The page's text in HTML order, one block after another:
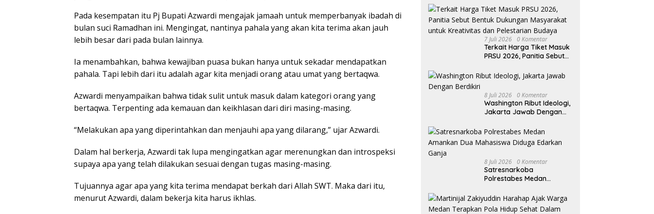
Pada kesempatan itu Pj Bupati Azwardi mengajak jamaah untuk memperbanyak ibadah di
bulan suci Ramadhan ini. Mengingat, nantinya pahala yang akan kita terima akan jauh
lebih besar dari pada bulan lainnya.
Ia menambahkan, bahwa kewajiban puasa bukan hanya untuk sekadar mendapatkan
pahala. Tapi lebih dari itu adalah agar kita menjadi orang atau umat yang bertaqwa.
Azwardi menyampaikan bahwa tidak sulit untuk masuk dalam kategori orang yang
bertaqwa. Terpenting ada kemauan dan keikhlasan dari diri masing-masing.
“Melakukan apa yang diperintahkan dan menjauhi apa yang dilarang,” ujar Azwardi.
Dalam hal berkerja, Azwardi tak lupa mengingatkan agar merenungkan dan introspeksi
supaya apa yang telah dilakukan sesuai dengan tugas masing-masing.
Tujuannya agar apa yang kita terima mendapat berkah dari Allah SWT. Maka dari itu,
menurut Azwardi, dalam bekerja kita harus ikhlas.
Lahirkan Generasi Qurani
Berkarakter
7 Juli 2026 0 Komentar
Terkait Harga Tiket Masuk
PRSU 2026, Panitia Sebut
Masyarakat untuk
Kreativitas dan Pelestarian
Budaya
8 Juli 2026 0 Komentar
Washington Ribut Ideologi,
Jakarta Jawab Dengan
8 Juli 2026 0 Komentar
Satresnarkoba
Polrestabes Medan
Diduga Edarkan Ganja